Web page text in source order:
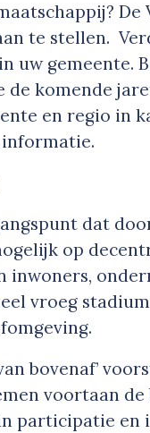
De
te stellen.
uw gemeente.
komende
en regio in
dat
op
inwoners,
vroeg
bovenaf’
voortaan
participatie en